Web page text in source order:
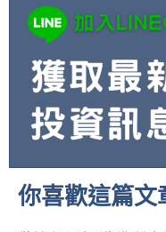
你喜歡這篇文